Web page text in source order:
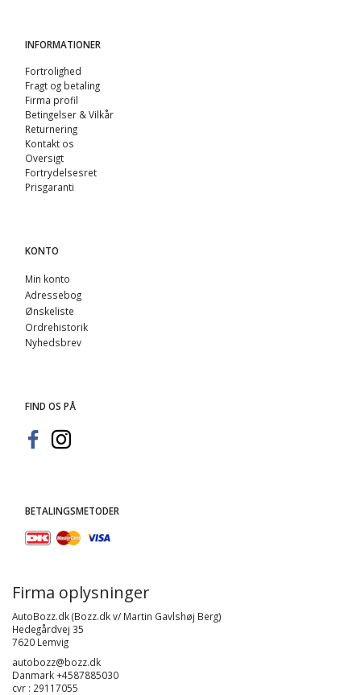
INFORMATIONER
Fortrolighed
Fragt og betaling
Firma profil
Betingelser & Vilkår
Returnering
Kontakt os
Oversigt
Fortrydelsesret
Prisgaranti
KONTO
Min konto
Adressebog
Ønskeliste
Ordrehistorik
Nyhedsbrev
FIND OS PÅ
BETALINGSMETODER
Firma oplysninger
AutoBozz.dk (Bozz.dk v/ Martin Gavlshøj Berg)
Hedegårdvej 35
7620 Lemvig
autobozz@bozz.dk
Danmark +4587885030
cvr : 29117055